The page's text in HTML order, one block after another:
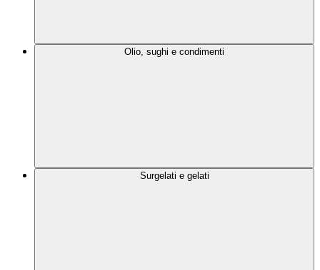
Olio, sughi e condimenti
Surgelati e gelati